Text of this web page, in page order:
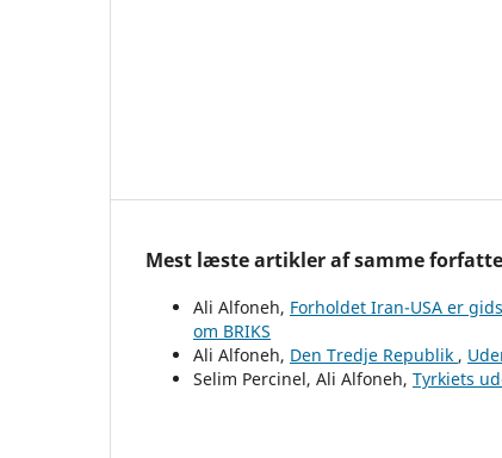
Mest læste artikler af samme
Ali Alfoneh, Forholdet Iran-USA er
om BRIKS
Ali Alfoneh, Den Tredje Republik ,
Selim Percinel, Ali Alfoneh, Tyrkiets